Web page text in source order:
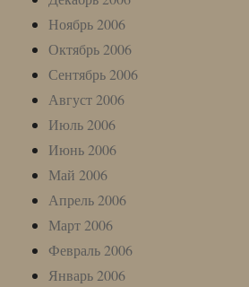
Ноябрь 2006
Октябрь 2006
Сентябрь 2006
Август 2006
Июль 2006
Июнь 2006
Май 2006
Апрель 2006
Март 2006
Февраль 2006
Январь 2006